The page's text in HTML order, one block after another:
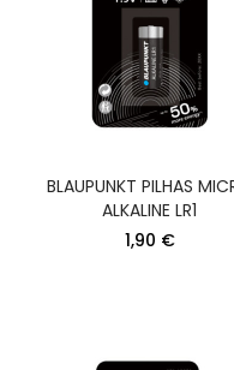
BLAUPUNKT PILHAS
ALKALINE LR1
1,90 €
KREA
PLACAS
34,90 €
KREA
PLACAS